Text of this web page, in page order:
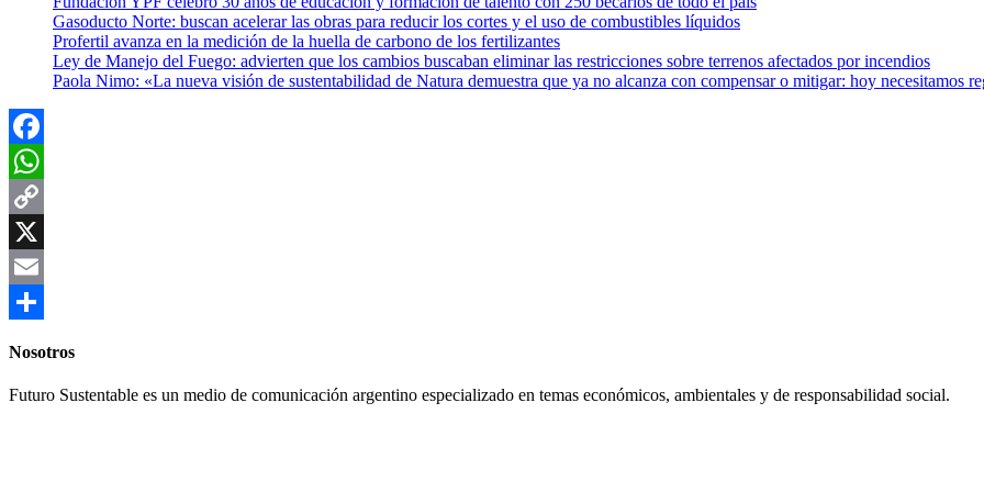
Gasoducto Norte: buscan acelerar las obras para reducir los cortes y el uso de combustibles líquidos
Profertil avanza en la medición de la huella de carbono de los fertilizantes
Ley de Manejo del Fuego: advierten que los cambios buscaban eliminar las restricciones sobre terrenos afectados por incendios
Paola Nimo: «La nueva visión de sustentabilidad de Natura demuestra que ya no alcanza con compensar o mitigar: hoy necesitamos
Facebook
WhatsApp
Copy
Link
X
Email
Nosotros
Futuro Sustentable es un medio de comunicación argentino especializado en temas económicos, ambientales y de responsabilidad social.